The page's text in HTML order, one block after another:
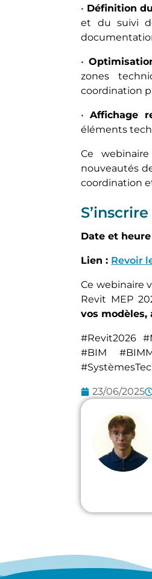
• Définition
et du suivi
•
zones
coordination
•Affichage
éléments
Ce
nouveautés
coordination
S’inscrire
Date et heure
Lien : Revoir
Ce webinaire
Revit MEP
vos
#Revit2026
#BIM
23/06/2025